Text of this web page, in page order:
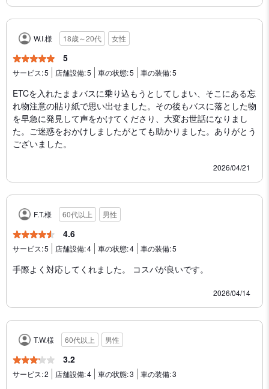
W.I.様 18歳～20代 女性
5
サービス:5 店舗設備:5 車の状態:5 車の装備:5
ETCを入れたままバスに乗り込もうとしてしまい、そこにある忘
れ物注意の貼り紙で思い出せました。その後もバスに落とした物
を早急に発見して声をかけてくださり、大変お世話になりまし
た。ご迷惑をおかけしましたがとても助かりました。ありがとう
ございました。
2026/04/21
F.T.様 60代以上 男性
4.6
サービス:5 店舗設備:4 車の状態:4 車の装備:5
手際よく対応してくれました。 コスパが良いです。
2026/04/14
T.W.様 60代以上 男性
3.2
サービス:2 店舗設備:4 車の状態:3 車の装備:3